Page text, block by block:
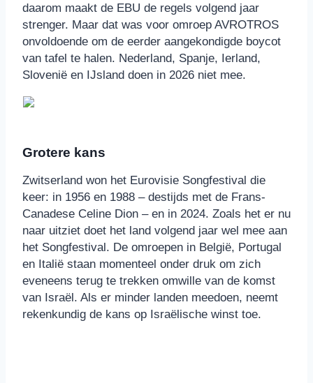
daarom maakt de EBU de regels volgend jaar
strenger. Maar dat was voor omroep AVROTROS
onvoldoende om de eerder aangekondigde boycot
van tafel te halen. Nederland, Spanje, Ierland,
Slovenië en IJsland doen in 2026 niet mee.
Grotere kans
Zwitserland won het Eurovisie Songfestival die
keer: in 1956 en 1988 – destijds met de Frans-
Canadese Celine Dion – en in 2024. Zoals het er nu
naar uitziet doet het land volgend jaar wel mee aan
het Songfestival. De omroepen in België, Portugal
en Italië staan momenteel onder druk om zich
eveneens terug te trekken omwille van de komst
van Israël. Als er minder landen meedoen, neemt
rekenkundig de kans op Israëlische winst toe.